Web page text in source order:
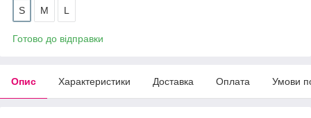
S M L
Готово до відправки
Опис Характеристики Доставка Оплата Умови